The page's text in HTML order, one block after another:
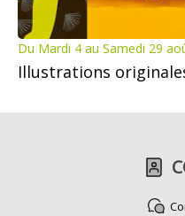
Du Mardi 4 au Samedi 29
Illustrations